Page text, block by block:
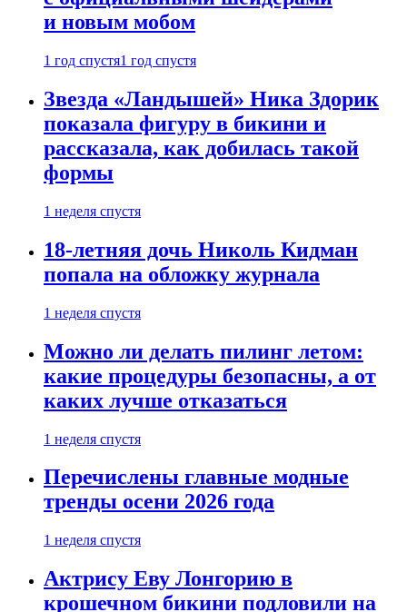
и новым мобом
1 год спустя1 год спустя
Звезда «Ландышей» Ника Здорик
показала фигуру в бикини и
рассказала, как добилась такой
формы
1 неделя спустя
18-летняя дочь Николь Кидман
попала на обложку журнала
1 неделя спустя
Можно ли делать пилинг летом:
какие процедуры безопасны, а от
каких лучше отказаться
1 неделя спустя
Перечислены главные модные
тренды осени 2026 года
1 неделя спустя
Актрису Еву Лонгорию в
крошечном бикини подловили на